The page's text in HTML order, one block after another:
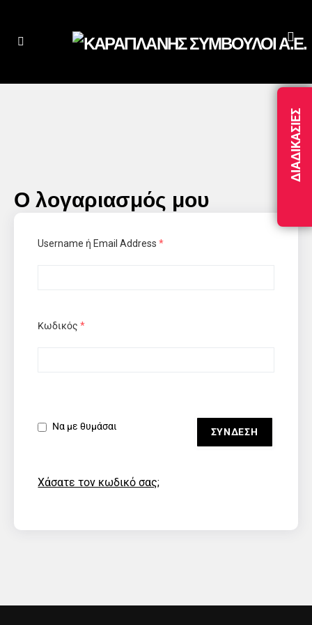
Ο λογαριασμός μου
Username ή Email Address*
Κωδικός*
Να με θυμάσαι
Χάσατε τον κωδικό σας;
ΔΙΑΔΙΚΑΣΊΕΣ